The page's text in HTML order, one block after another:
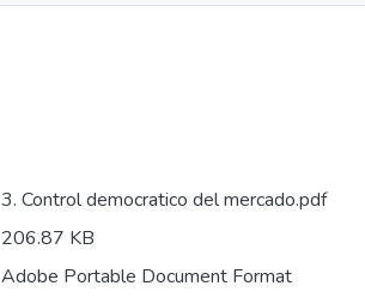
3. Control democratico del mercado.pdf
206.87 KB
Adobe Portable Document Format